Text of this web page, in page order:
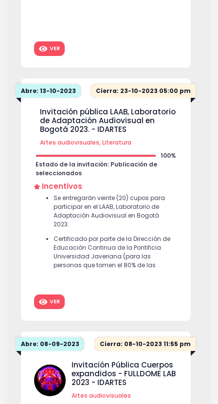
VER
Abre: 13-10-2023 Cierra: 23-10-2023 05:00 pm
Invitación pública LAAB, Laboratorio
de Adaptación Audiovisual en
Bogotá 2023. - IDARTES
Artes audiovisuales, Literatura
100%
Estado de la invitación: Publicación de
seleccionados
Incentivos
Se entregarán veinte (20) cupos para
participar en el LAAB, Laboratorio de
Adaptación Audiovisual en Bogotá
2023.
Certificado por parte de la Dirección de
Educación Continua de la Pontificia
Universidad Javeriana (para las
personas que tomen el 80% de las
VER
Abre: 08-09-2023 Cierra: 08-10-2023 11:55 pm
Invitación Pública Cuerpos
expandidos - FULLDOME LAB
2023 - IDARTES
Artes audiovisuales